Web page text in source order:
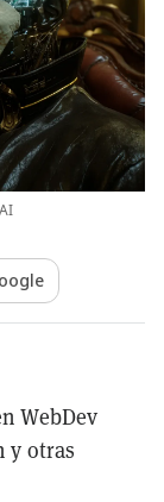
WebDev
y otras